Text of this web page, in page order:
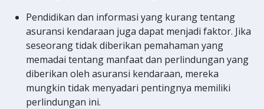
Pendidikan dan informasi yang kurang tentang
asuransi kendaraan juga dapat menjadi faktor. Jika
seseorang tidak diberikan pemahaman yang
memadai tentang manfaat dan perlindungan yang
diberikan oleh asuransi kendaraan, mereka
mungkin tidak menyadari pentingnya memiliki
perlindungan ini.